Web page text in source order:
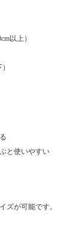
以上）
と使いやすい
ズが可能です。